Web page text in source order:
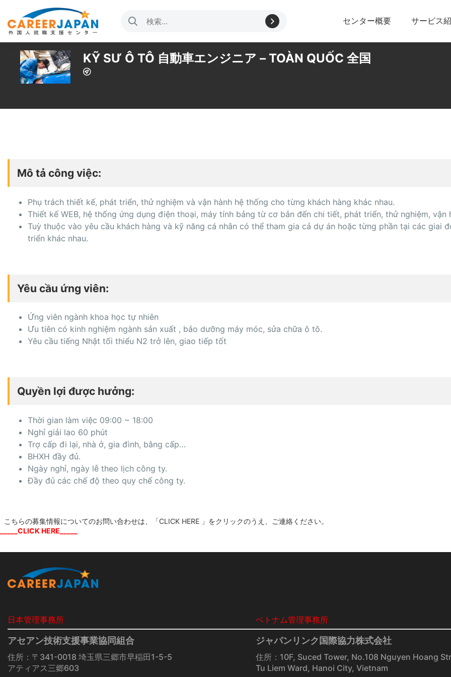
センター概要 サービス
KỸ SƯ Ô TÔ 自動車エンジニア – TOÀN QUỐC 全国
Mô tả công việc:
Phụ trách thiết kế, phát triển, thử nghiệm và vận hành hệ thống cho từng khách hàng khác nhau.
Thiết kế WEB, hệ thống ứng dụng điện thoại, máy tính bảng từ cơ bản đến chi tiết, phát triển, thử nghiệm, vận
Tuỳ thuộc vào yêu cầu khách hàng và kỹ năng cá nhân có thể tham gia cả dự án hoặc từng phần tại các giai
triển khác nhau.
Yêu cầu ứng viên:
Ứng viên ngành khoa học tự nhiên
Ưu tiên có kinh nghiệm ngành sản xuất , bảo dưỡng máy móc, sửa chữa ô tô.
Yêu cầu tiếng Nhật tối thiểu N2 trở lên, giao tiếp tốt
Quyền lợi được hưởng:
Thời gian làm việc 09:00 ~ 18:00
Nghỉ giải lao 60 phút
Trợ cấp đi lại, nhà ở, gia đình, bằng cấp…
BHXH đầy đủ.
Ngày nghỉ, ngày lễ theo lịch công ty.
Đầy đủ các chế độ theo quy chế công ty.
こちらの募集情報についてのお問い合わせは、「CLICK HERE 」をクリックのうえ、ご連絡ください。
_____CLICK HERE_____
日本管理事務所
アセアン技術支援事業協同組合
住所：〒341-0018 埼玉県三郷市早稲田1-5-5
アティアス三郷603
ベトナム管理事務所
ジャパンリンク国際協力株式会社
住所：10F, Suced Tower, No.108 Nguyen Hoang
Tu Liem Ward, Hanoi City, Vietnam